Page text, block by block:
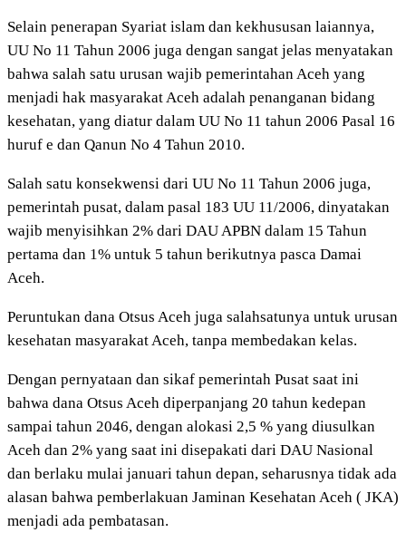
Selain penerapan Syariat islam dan kekhususan laiannya,
UU No 11 Tahun 2006 juga dengan sangat jelas menyatakan
bahwa salah satu urusan wajib pemerintahan Aceh yang
menjadi hak masyarakat Aceh adalah penanganan bidang
kesehatan, yang diatur dalam UU No 11 tahun 2006 Pasal 16
huruf e dan Qanun No 4 Tahun 2010.
Salah satu konsekwensi dari UU No 11 Tahun 2006 juga,
pemerintah pusat, dalam pasal 183 UU 11/2006, dinyatakan
wajib menyisihkan 2% dari DAU APBN dalam 15 Tahun
pertama dan 1% untuk 5 tahun berikutnya pasca Damai
Aceh.
Peruntukan dana Otsus Aceh juga salahsatunya untuk urusan
kesehatan masyarakat Aceh, tanpa membedakan kelas.
Dengan pernyataan dan sikaf pemerintah Pusat saat ini
bahwa dana Otsus Aceh diperpanjang 20 tahun kedepan
sampai tahun 2046, dengan alokasi 2,5 % yang diusulkan
Aceh dan 2% yang saat ini disepakati dari DAU Nasional
dan berlaku mulai januari tahun depan, seharusnya tidak ada
alasan bahwa pemberlakuan Jaminan Kesehatan Aceh ( JKA)
menjadi ada pembatasan.